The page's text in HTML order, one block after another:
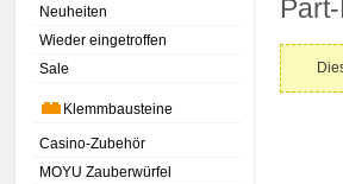
Neuheiten
Wieder eingetroffen
Sale
Klemmbausteine
Casino-Zubehör
MOYU Zauberwürfel